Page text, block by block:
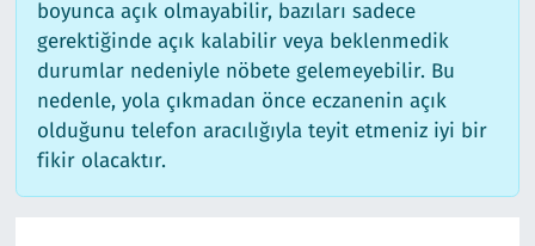
boyunca açık olmayabilir, bazıları sadece
gerektiğinde açık kalabilir veya beklenmedik
durumlar nedeniyle nöbete gelemeyebilir. Bu
nedenle, yola çıkmadan önce eczanenin açık
olduğunu telefon aracılığıyla teyit etmeniz iyi bir
fikir olacaktır.